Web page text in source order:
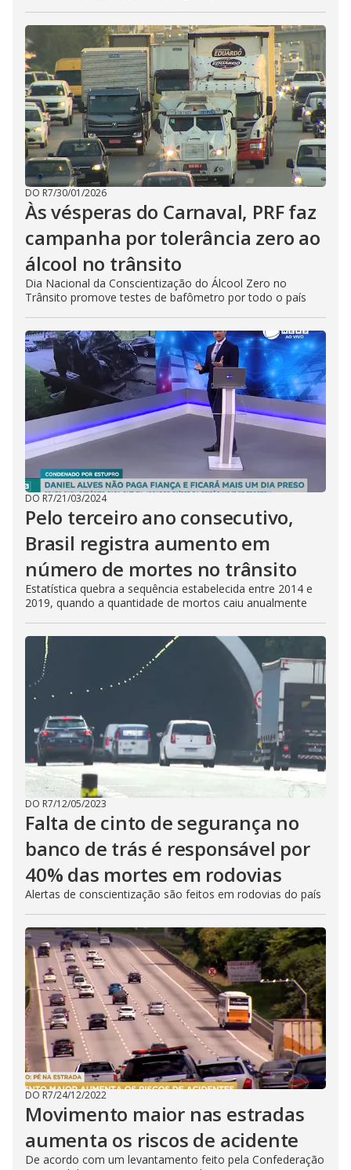
DO R7/30/01/2026
Às vésperas do Carnaval, PRF faz
campanha por tolerância zero ao
álcool no trânsito
Dia Nacional da Conscientização do Álcool Zero no
Trânsito promove testes de bafômetro por todo o país
DO R7/21/03/2024
Pelo terceiro ano consecutivo,
Brasil registra aumento em
número de mortes no trânsito
Estatística quebra a sequência estabelecida entre 2014 e
2019, quando a quantidade de mortos caiu anualmente
DO R7/12/05/2023
Falta de cinto de segurança no
banco de trás é responsável por
40% das mortes em rodovias
Alertas de conscientização são feitos em rodovias do país
DO R7/24/12/2022
Movimento maior nas estradas
aumenta os riscos de acidente
De acordo com um levantamento feito pela Confederação